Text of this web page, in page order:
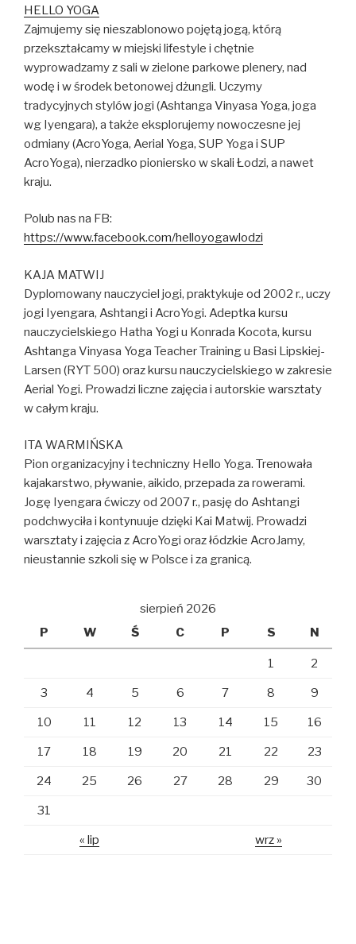
HELLO YOGA
Zajmujemy się nieszablonowo pojętą jogą, którą
przekształcamy w miejski lifestyle i chętnie
wyprowadzamy z sali w zielone parkowe plenery, nad
wodę i w środek betonowej dżungli. Uczymy
tradycyjnych stylów jogi (Ashtanga Vinyasa Yoga, joga
wg Iyengara), a także eksplorujemy nowoczesne jej
odmiany (AcroYoga, Aerial Yoga, SUP Yoga i SUP
AcroYoga), nierzadko pioniersko w skali Łodzi, a nawet
kraju.
Polub nas na FB:
https://www.facebook.com/helloyogawlodzi
KAJA MATWIJ
Dyplomowany nauczyciel jogi, praktykuje od 2002 r., uczy
jogi Iyengara, Ashtangi i AcroYogi. Adeptka kursu
nauczycielskiego Hatha Yogi u Konrada Kocota, kursu
Ashtanga Vinyasa Yoga Teacher Training u Basi Lipskiej-
Larsen (RYT 500) oraz kursu nauczycielskiego w zakresie
Aerial Yogi. Prowadzi liczne zajęcia i autorskie warsztaty
w całym kraju.
ITA WARMIŃSKA
Pion organizacyjny i techniczny Hello Yoga. Trenowała
kajakarstwo, pływanie, aikido, przepada za rowerami.
Jogę Iyengara ćwiczy od 2007 r., pasję do Ashtangi
podchwyciła i kontynuuje dzięki Kai Matwij. Prowadzi
warsztaty i zajęcia z AcroYogi oraz łódzkie AcroJamy,
nieustannie szkoli się w Polsce i za granicą.
sierpień 2026
P
W Ś C P S N
1 2
3 4 5 6 7 8 9
10 11 12 13 14 15 16
17 18 19 20 21 22 23
24 25 26 27 28 29 30
31
« lip wrz »